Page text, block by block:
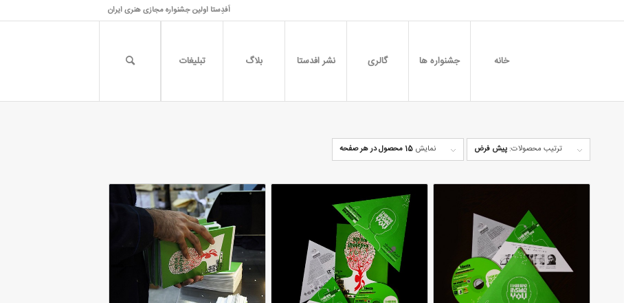
اَفدِستا اولین جشنواره مجازی هنری ایران
خانه جشنواره ها گالری نشر افدستا بلاگ تبلیغات
ترتیب محصولات:پیش فرض نمایش15 محصول در هر صفحه